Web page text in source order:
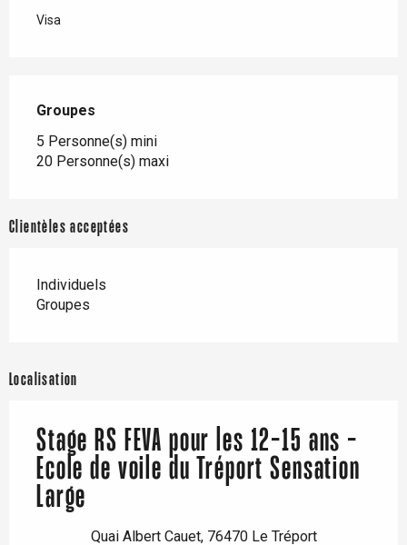
Visa
Groupes
Groupes
5 Personne(s) mini
20 Personne(s) maxi
Clientèles acceptées
Individuels
Groupes
Localisation
Stage RS FEVA pour les 12-15 ans -
Ecole de voile du Tréport Sensation
Large
Quai Albert Cauet, 76470 Le Tréport